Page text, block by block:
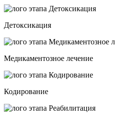
Детоксикация
Медикаментозное лечение
Кодирование